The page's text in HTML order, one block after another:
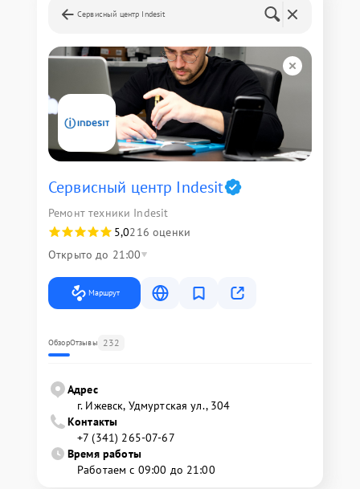
Сервисный центр Indesit
Сервисный центр Indesit
Ремонт техники Indesit
5,0216 оценки
Открыто до 21:00
Маршрут
ОбзорОтзывы 232
Адрес
г. Ижевск, Удмуртская ул., 304
Контакты
+7 (341) 265-07-67
Время работы
Работаем с 09:00 до 21:00